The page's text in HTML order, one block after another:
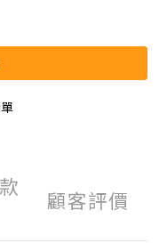
顧客評價